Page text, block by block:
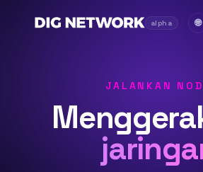
alpha 🌐
JALANKAN